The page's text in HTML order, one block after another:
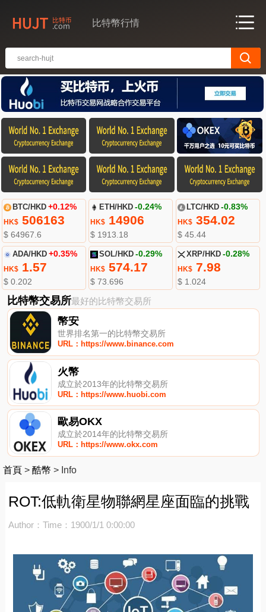
比特幣行情
BTC/HKD +0.12%
HK$506163
$ 64967.6
ETH/HKD -0.24%
HK$ 14906
$ 1913.18
LTC/HKD -0.83%
HK$354.02
$ 45.44
ADA/HKD +0.35%
HK$1.57
$ 0.202
SOL/HKD -0.29%
HK$ 574.17
$ 73.696
XRP/HKD -0.28%
HK$7.98
$ 1.024
比特幣交易所最好的比特幣交易所
幣安
世界排名第一的比特幣交易所
URL：https://www.binance.com
火幣
成立於2013年的比特幣交易所
URL：https://www.huobi.com
歐易OKX
成立於2014年的比特幣交易所
URL：https://www.okx.com
首頁 > 酷幣 > Info
ROT:低軌衛星物聯網星座面臨的挑戰
Author： Time：1900/1/1 0:00:00